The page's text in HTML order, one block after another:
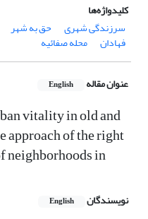
کلیدواژه‌ها
سرزندگی شهری
حق به شهر
فهادان محله صفائیه
عنوان مقاله English
vitality in old and
approach of the right
neighborhoods in
نویسندگان English